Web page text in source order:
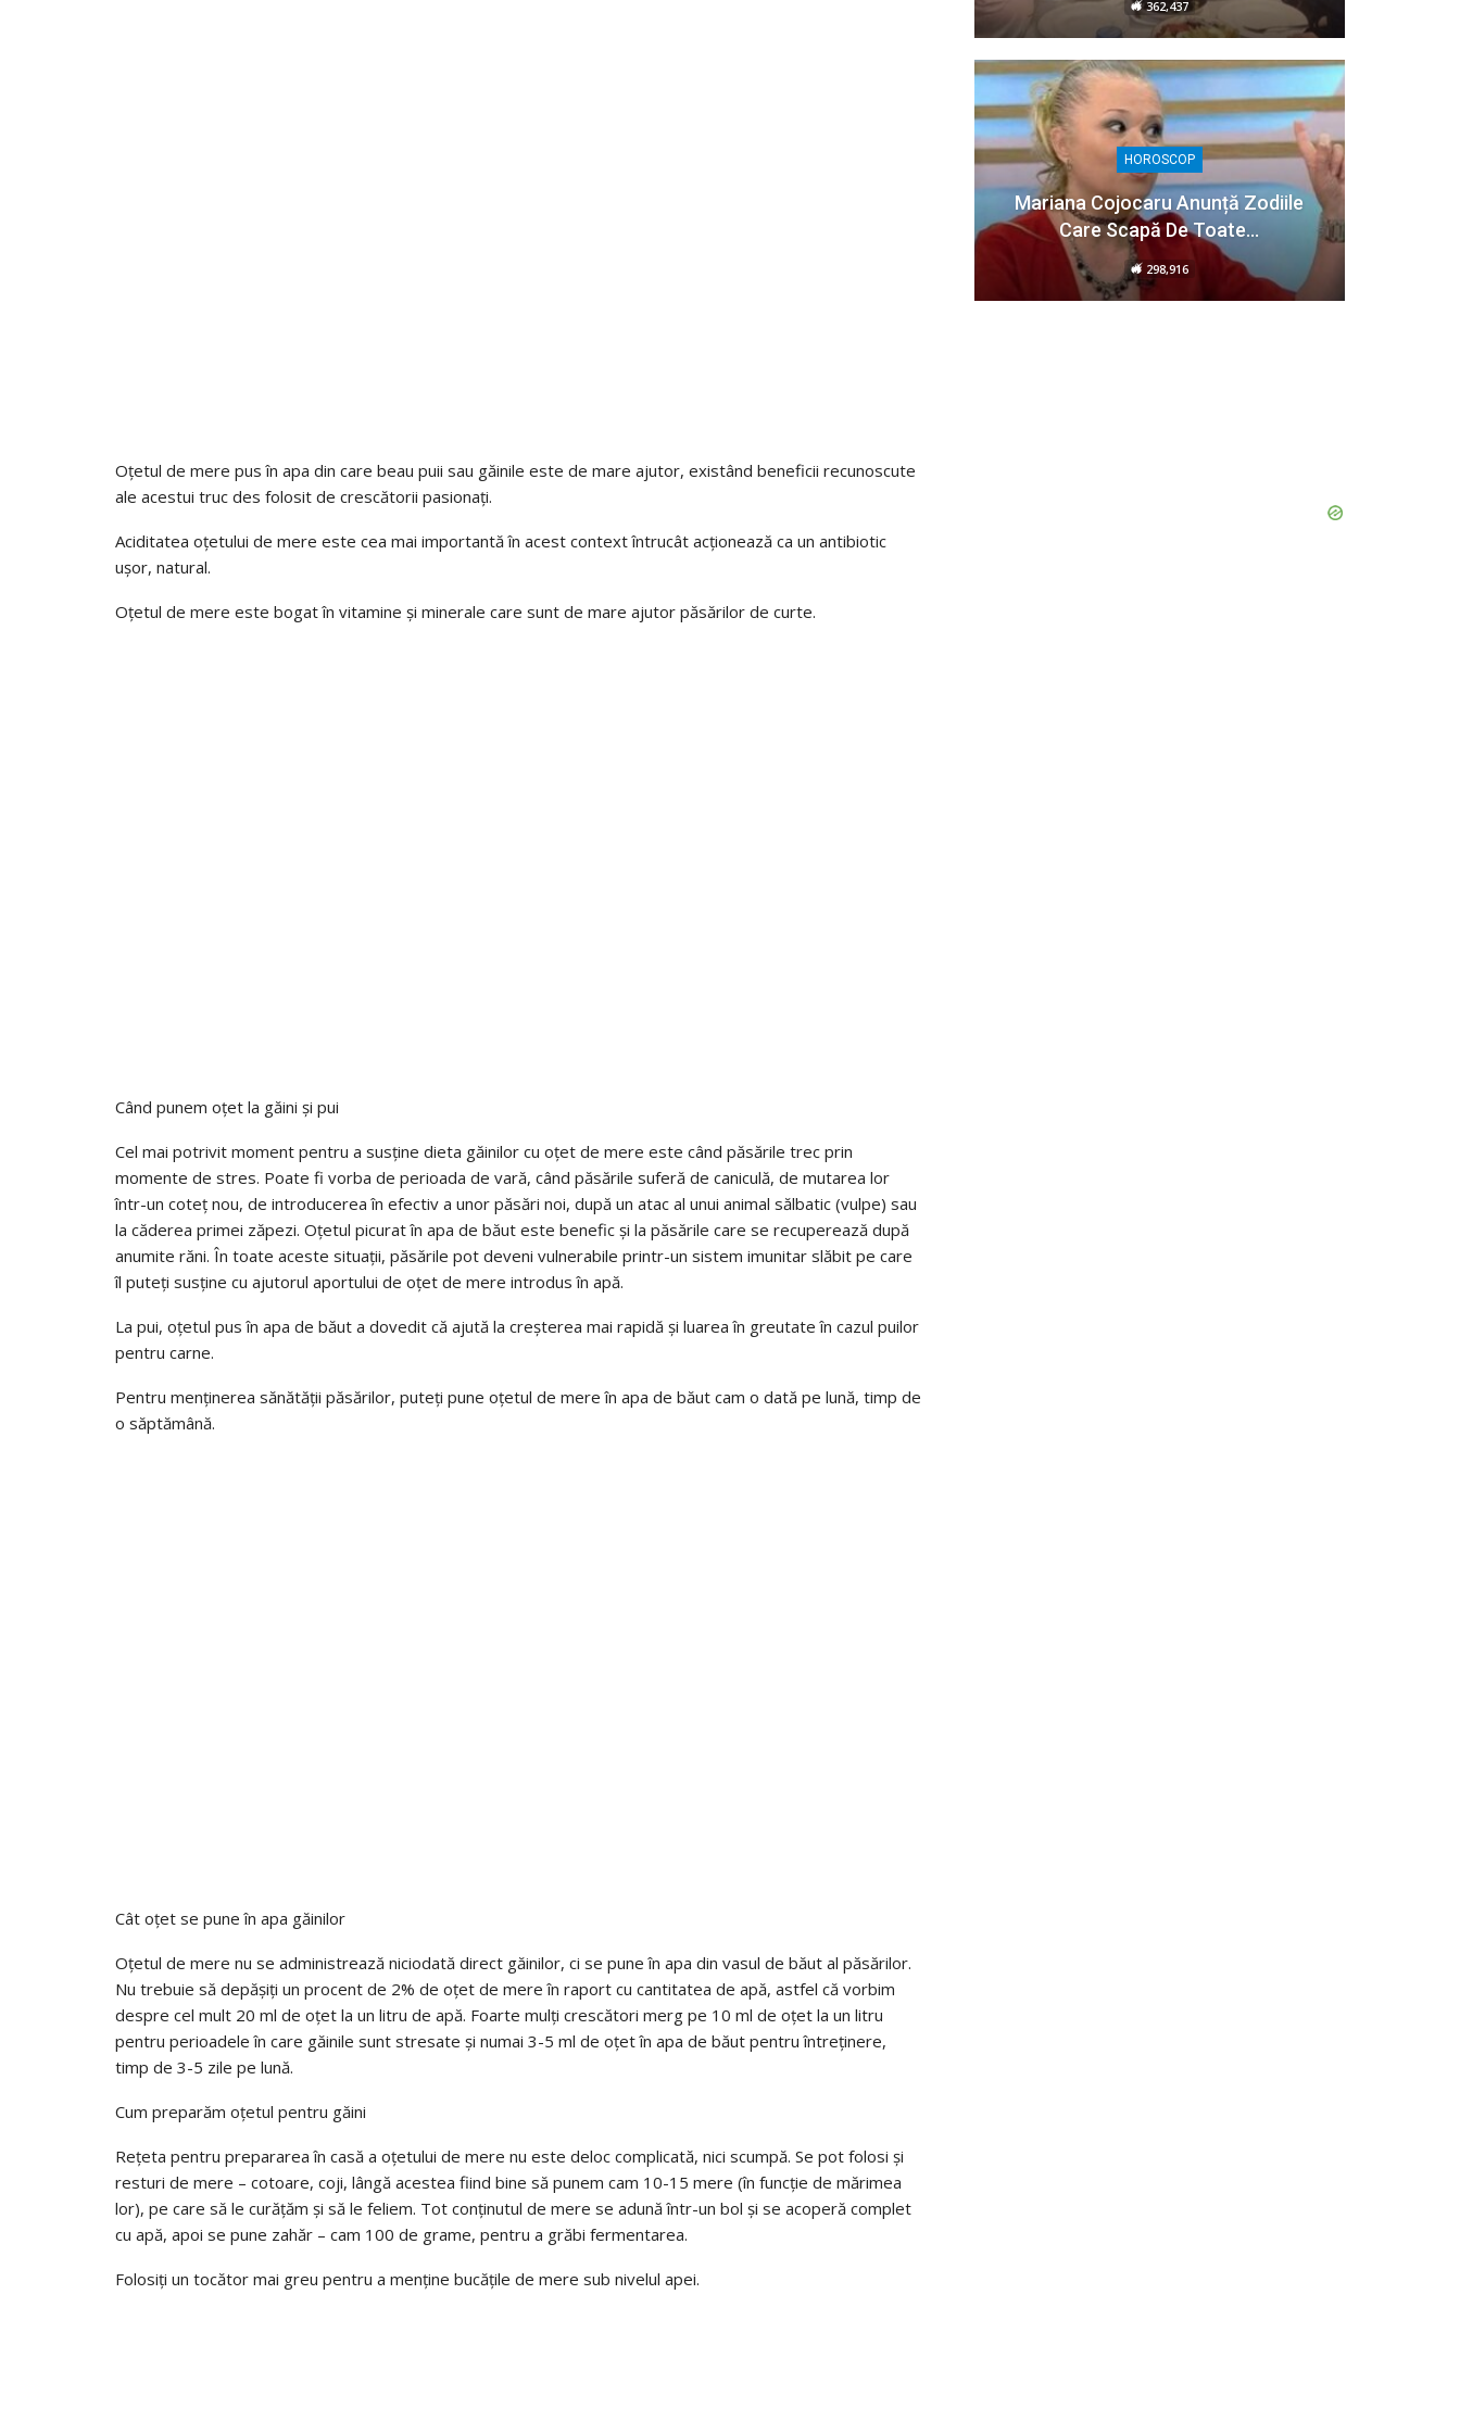
Oțetul de mere pus în apa din care beau puii sau găinile este de mare ajutor, existând beneficii recunoscute
ale acestui truc des folosit de crescătorii pasionați.
Aciditatea oțetului de mere este cea mai importantă în acest context întrucât acționează ca un antibiotic
ușor, natural.
Oțetul de mere este bogat în vitamine și minerale care sunt de mare ajutor păsărilor de curte.
Când punem oțet la găini și pui
Cel mai potrivit moment pentru a susține dieta găinilor cu oțet de mere este când păsările trec prin
momente de stres. Poate fi vorba de perioada de vară, când păsările suferă de caniculă, de mutarea lor
într-un coteț nou, de introducerea în efectiv a unor păsări noi, după un atac al unui animal sălbatic (vulpe) sau
la căderea primei zăpezi. Oțetul picurat în apa de băut este benefic și la păsările care se recuperează după
anumite răni. În toate aceste situații, păsările pot deveni vulnerabile printr-un sistem imunitar slăbit pe care
îl puteți susține cu ajutorul aportului de oțet de mere introdus în apă.
La pui, oțetul pus în apa de băut a dovedit că ajută la creșterea mai rapidă și luarea în greutate în cazul puilor
pentru carne.
Pentru menținerea sănătății păsărilor, puteți pune oțetul de mere în apa de băut cam o dată pe lună, timp de
o săptămână.
Cât oțet se pune în apa găinilor
Oțetul de mere nu se administrează niciodată direct găinilor, ci se pune în apa din vasul de băut al păsărilor.
Nu trebuie să depășiți un procent de 2% de oțet de mere în raport cu cantitatea de apă, astfel că vorbim
despre cel mult 20 ml de oțet la un litru de apă. Foarte mulți crescători merg pe 10 ml de oțet la un litru
pentru perioadele în care găinile sunt stresate și numai 3-5 ml de oțet în apa de băut pentru întreținere,
timp de 3-5 zile pe lună.
Cum preparăm oțetul pentru găini
Rețeta pentru prepararea în casă a oțetului de mere nu este deloc complicată, nici scumpă. Se pot folosi și
resturi de mere – cotoare, coji, lângă acestea fiind bine să punem cam 10-15 mere (în funcție de mărimea
lor), pe care să le curățăm și să le feliem. Tot conținutul de mere se adună într-un bol și se acoperă complet
cu apă, apoi se pune zahăr – cam 100 de grame, pentru a grăbi fermentarea.
Folosiți un tocător mai greu pentru a menține bucățile de mere sub nivelul apei.
362,437
HOROSCOP
Mariana Cojocaru Anunță Zodiile
Care Scapă De Toate…
298,916